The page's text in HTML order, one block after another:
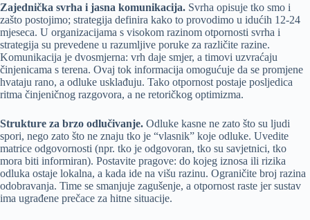
Zajednička svrha i jasna komunikacija. Svrha opisuje tko smo i
zašto postojimo; strategija definira kako to provodimo u idućih 12-24
mjeseca. U organizacijama s visokom razinom otpornosti svrha i
strategija su prevedene u razumljive poruke za različite razine.
Komunikacija je dvosmjerna: vrh daje smjer, a timovi uzvraćaju
činjenicama s terena. Ovaj tok informacija omogućuje da se promjene
hvataju rano, a odluke usklađuju. Tako otpornost postaje posljedica
ritma činjeničnog razgovora, a ne retoričkog optimizma.
Strukture za brzo odlučivanje. Odluke kasne ne zato što su ljudi
spori, nego zato što ne znaju tko je “vlasnik” koje odluke. Uvedite
matrice odgovornosti (npr. tko je odgovoran, tko su savjetnici, tko
mora biti informiran). Postavite pragove: do kojeg iznosa ili rizika
odluka ostaje lokalna, a kada ide na višu razinu. Ograničite broj razina
odobravanja. Time se smanjuje zagušenje, a otpornost raste jer sustav
ima ugrađene prečace za hitne situacije.